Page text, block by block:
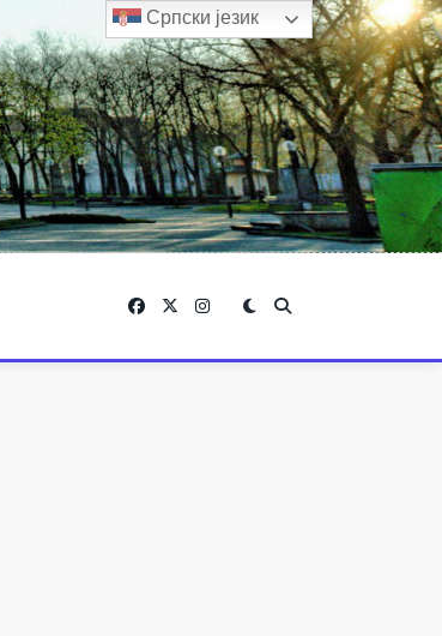
Српски језик